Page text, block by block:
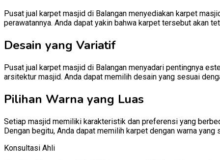
Pusat jual karpet masjid di Balangan menyediakan karpet
perawatannya. Anda dapat yakin bahwa karpet tersebut akan
Desain yang Variatif
Pusat jual karpet masjid di Balangan menyadari pentingnya
arsitektur masjid. Anda dapat memilih desain yang sesuai
Pilihan Warna yang Luas
Setiap masjid memiliki karakteristik dan preferensi yang
Dengan begitu, Anda dapat memilih karpet dengan warna
Konsultasi Ahli